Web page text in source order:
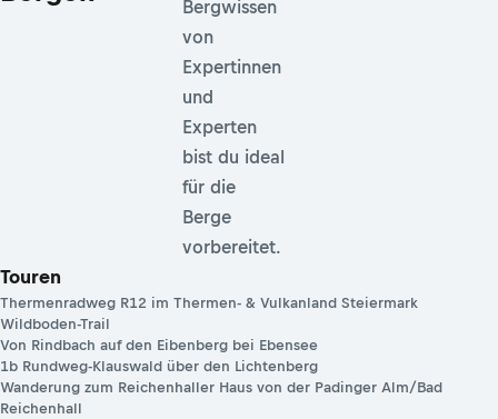
Bergwissen
von
Expertinnen
und
Experten
bist du ideal
für die
Berge
vorbereitet.
Touren
Thermenradweg R12 im Thermen- & Vulkanland Steiermark
Wildboden-Trail
Von Rindbach auf den Eibenberg bei Ebensee
1b Rundweg-Klauswald über den Lichtenberg
Wanderung zum Reichenhaller Haus von der Padinger Alm/Bad
Reichenhall